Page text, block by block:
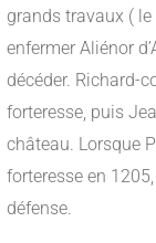
grands travaux (
enfermer Aliénor
décéder. Richard-
forteresse, puis
château. Lorsque
forteresse en
défense.